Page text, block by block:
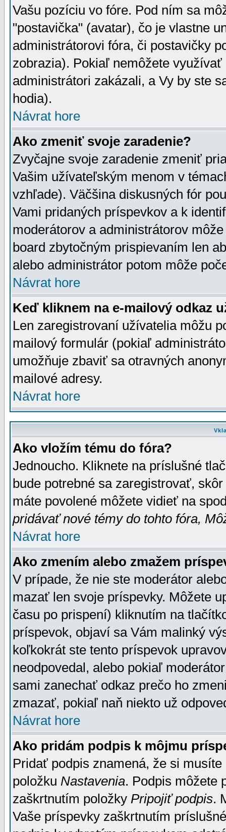
Vašu pozíciu vo fóre. Pod ním sa
"postavička" (avatar), čo je vlastne
administrátorovi fóra, či postavičky
zobrazia). Pokiaľ nemôžete
administrátori zakázali, a Vy by ste
hodia).
Návrat hore
Ako zmeniť svoje zaradenie?
Zvyčajne svoje zaradenie zmeniť
Vašim užívateľským menom v
vzhľade). Väčšina diskusných fór
Vami pridaných príspevkov a k
moderátorov a administrátorov
board zbytočným prispievaním len
alebo administrátor potom môže
Návrat hore
Keď kliknem na e-mailový odkaz
Len zaregistrovaní užívatelia môžu
mailový formulár (pokiaľ
umožňuje zbaviť sa otravných
mailové adresy.
Návrat hore
Ako vložím tému do fóra?
Jednoucho. Kliknete na príslušné
bude potrebné sa zaregistrovať,
máte povolené môžete vidieť na
pridávať nové témy do tohto fóra,
Návrat hore
Ako zmením alebo zmažem
V prípade, že nie ste moderátor
mazať len svoje príspevky. Môžete
času po prispení) kliknutím na
príspevok, objaví sa Vám malinký
koľkokrát ste tento príspevok
neodpovedal, alebo pokiaľ
sami zanechať odkaz prečo ho
zmazať, pokiaľ naň niekto už
Návrat hore
Ako pridám podpis k môjmu
Pridať podpis znamená, že si
položku Nastavenia. Podpis môžete
zaškrtnutím položky Pripojiť podpis.
Vaše príspevky zaškrtnutím